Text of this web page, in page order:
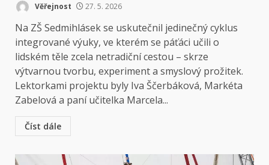
Věřejnost 27. 5. 2026
Na ZŠ Sedmihlásek se uskutečnil jedinečný cyklus
integrované výuky, ve kterém se páťáci učili o
lidském těle zcela netradiční cestou – skrze
výtvarnou tvorbu, experiment a smyslový prožitek.
Lektorkami projektu byly Iva Ščerbáková, Markéta
Zabelová a paní učitelka Marcela...
Číst dále